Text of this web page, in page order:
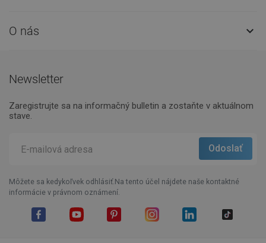
O nás 
Newsletter
Zaregistrujte sa na informačný bulletin a zostaňte v aktuálnom
stave.
Môžete sa kedykoľvek odhlásiť.Na tento účel nájdete naše kontaktné
informácie v právnom oznámení.